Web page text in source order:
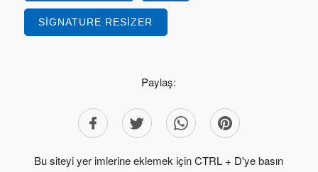
SIGNATURE RESIZER
Paylaş:
Bu siteyi yer imlerine eklemek için CTRL + D'ye basın